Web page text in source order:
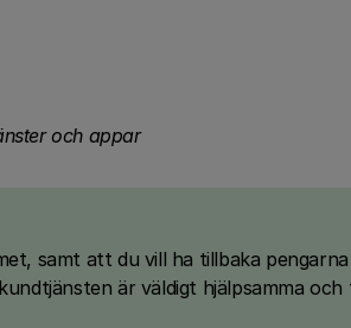
och appar
samt att du vill ha tillbaka pengarna
är väldigt hjälpsamma och